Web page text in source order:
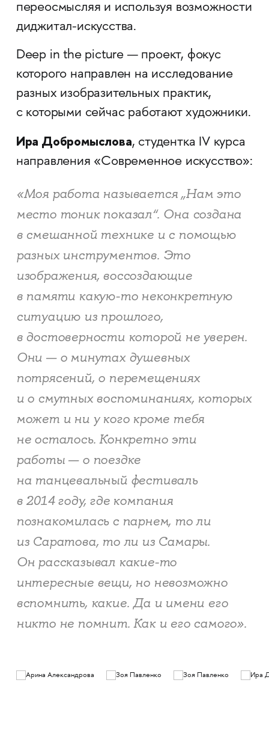
переосмысляя и используя возможности
диджитал-искусства.
Deep in the picture — проект, фокус
которого направлен на исследование
разных изобразительных практик,
с которыми сейчас работают художники.
Ира Добромыслова, студентка IV курса
направления «Современное искусство»:
«Моя работа называется „Нам это
место тоник показал“. Она создана
в смешанной технике и с помощью
разных инструментов. Это
изображения, воссоздающие
в памяти какую-то неконкретную
ситуацию из прошлого,
в достоверности которой не уверен.
Они — о минутах душевных
потрясений, о перемещениях
и о смутных воспоминаниях, которых
может и ни у кого кроме тебя
не осталось. Конкретно эти
работы — о поездке
на танцевальный фестиваль
в 2014 году, где компания
познакомилась с парнем, то ли
из Саратова, то ли из Самары.
Он рассказывал какие-то
интересные вещи, но невозможно
вспомнить, какие. Да и имени его
никто не помнит. Как и его самого».